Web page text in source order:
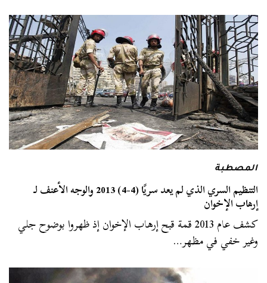
المصطبة
التنظيم السري الذي لم يعد سريًا (4-4) 2013 والوجه الأعنف لـ
إرهاب الإخوان
كشف عام 2013 قمة قبح إرهاب الإخوان إذ ظهروا بوضوح جلي
وغير خفي في مظهر…